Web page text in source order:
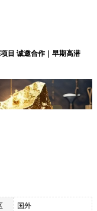
目 诚邀合作｜早期高潜
国外